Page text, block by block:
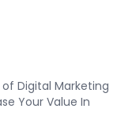
Digital Marketing
Your Value In